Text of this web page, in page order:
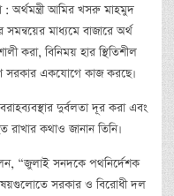
: অর্থমন্ত্রী আমির খসরু মাহমুদ
সমন্বয়ের মাধ্যমে বাজারে অর্থ
করা, বিনিময় হার স্থিতিশীল
সরকার একযোগে কাজ করছে।
দুর্বলতা দূর করা এবং
রাখার কথাও জানান তিনি।
“জুলাই সনদকে পথনির্দেশক
সরকার ও বিরোধী দল